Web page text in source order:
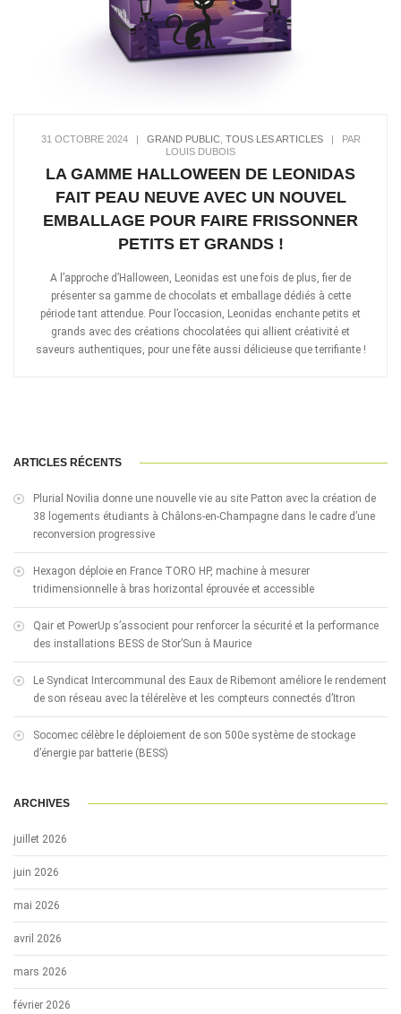
31 OCTOBRE 2024| GRAND PUBLIC, TOUS LES ARTICLES|
PAR
LOUIS DUBOIS
LA GAMME HALLOWEEN DE LEONIDAS
FAIT PEAU NEUVE AVEC UN NOUVEL
EMBALLAGE POUR FAIRE FRISSONNER
PETITS ET GRANDS !
A l’approche d’Halloween, Leonidas est une fois de plus, fier de
présenter sa gamme de chocolats et emballage dédiés à cette
période tant attendue. Pour l’occasion, Leonidas enchante petits et
grands avec des créations chocolatées qui allient créativité et
saveurs authentiques, pour une fête aussi délicieuse que terrifiante !
ARTICLES RÉCENTS
Plurial Novilia donne une nouvelle vie au site Patton avec la création de
38 logements étudiants à Châlons-en-Champagne dans le cadre d’une
reconversion progressive
Hexagon déploie en France TORO HP, machine à mesurer
tridimensionnelle à bras horizontal éprouvée et accessible
Qair et PowerUp s’associent pour renforcer la sécurité et la performance
des installations BESS de Stor’Sun à Maurice
Le Syndicat Intercommunal des Eaux de Ribemont améliore le rendement
de son réseau avec la télérelève et les compteurs connectés d’Itron
Socomec célèbre le déploiement de son 500e système de stockage
d’énergie par batterie (BESS)
ARCHIVES
juillet 2026
juin 2026
mai 2026
avril 2026
mars 2026
février 2026